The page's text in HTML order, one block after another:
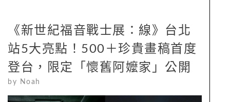
《新世紀福音戰士展：線》台北
站5大亮點！500＋珍貴畫稿首度
登台，限定「懷舊阿嬤家」公開
by Noah